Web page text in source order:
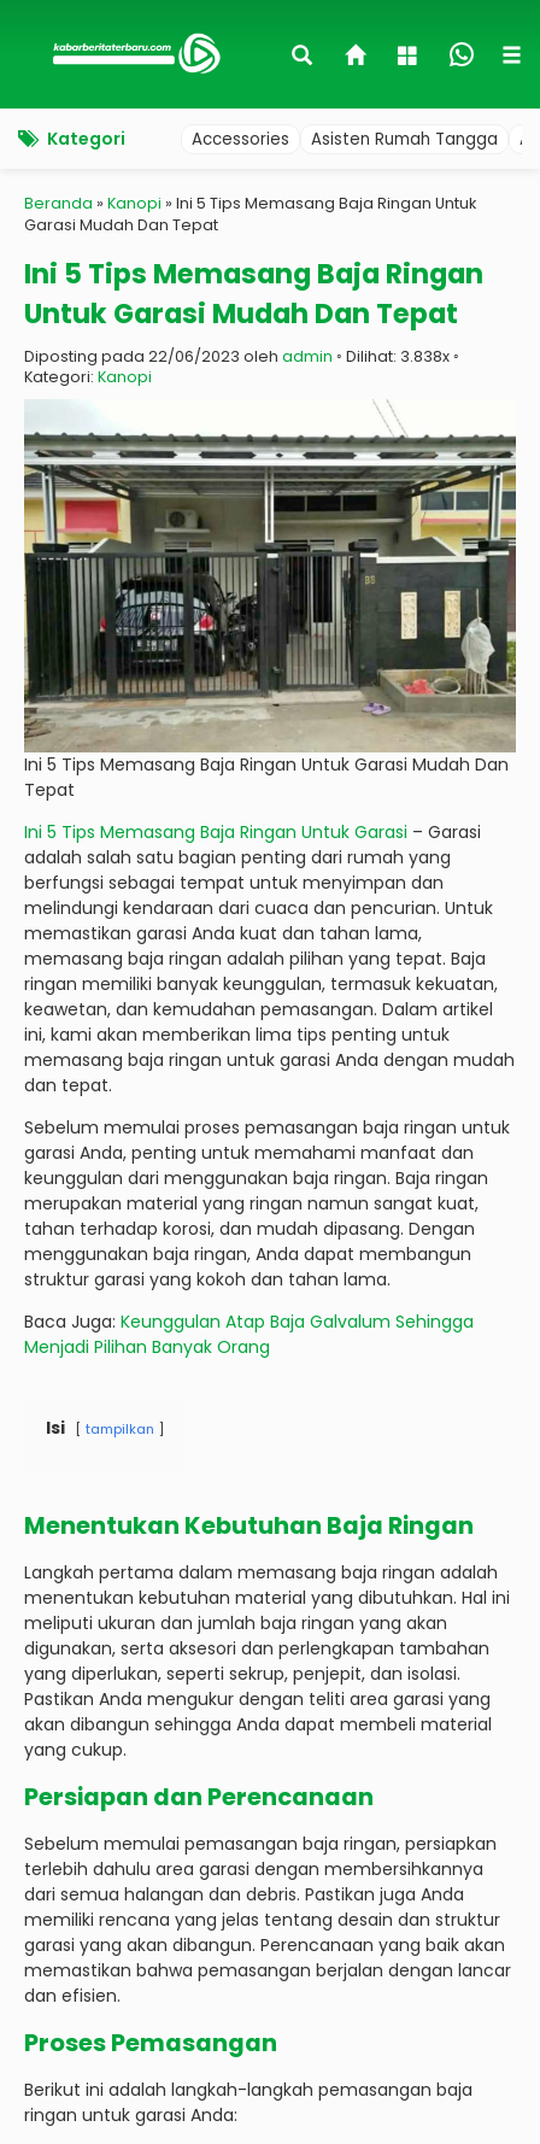
Kategori Accessories Asisten Rumah Tangga
Beranda » Kanopi » Ini 5 Tips Memasang Baja Ringan Untuk
Garasi Mudah Dan Tepat
Ini 5 Tips Memasang Baja Ringan
Untuk Garasi Mudah Dan Tepat
Diposting pada 22/06/2023 oleh admin ◦ Dilihat: 3.838x ◦
Kategori: Kanopi
Ini 5 Tips Memasang Baja Ringan Untuk Garasi Mudah Dan
Tepat
Ini 5 Tips Memasang Baja Ringan Untuk Garasi – Garasi
adalah salah satu bagian penting dari rumah yang
berfungsi sebagai tempat untuk menyimpan dan
melindungi kendaraan dari cuaca dan pencurian. Untuk
memastikan garasi Anda kuat dan tahan lama,
memasang baja ringan adalah pilihan yang tepat. Baja
ringan memiliki banyak keunggulan, termasuk kekuatan,
keawetan, dan kemudahan pemasangan. Dalam artikel
ini, kami akan memberikan lima tips penting untuk
memasang baja ringan untuk garasi Anda dengan mudah
dan tepat.
Sebelum memulai proses pemasangan baja ringan untuk
garasi Anda, penting untuk memahami manfaat dan
keunggulan dari menggunakan baja ringan. Baja ringan
merupakan material yang ringan namun sangat kuat,
tahan terhadap korosi, dan mudah dipasang. Dengan
menggunakan baja ringan, Anda dapat membangun
struktur garasi yang kokoh dan tahan lama.
Baca Juga: Keunggulan Atap Baja Galvalum Sehingga
Menjadi Pilihan Banyak Orang
Isi tampilkan
Menentukan Kebutuhan Baja Ringan
Langkah pertama dalam memasang baja ringan adalah
menentukan kebutuhan material yang dibutuhkan. Hal ini
meliputi ukuran dan jumlah baja ringan yang akan
digunakan, serta aksesori dan perlengkapan tambahan
yang diperlukan, seperti sekrup, penjepit, dan isolasi.
Pastikan Anda mengukur dengan teliti area garasi yang
akan dibangun sehingga Anda dapat membeli material
yang cukup.
Persiapan dan Perencanaan
Sebelum memulai pemasangan baja ringan, persiapkan
terlebih dahulu area garasi dengan membersihkannya
dari semua halangan dan debris. Pastikan juga Anda
memiliki rencana yang jelas tentang desain dan struktur
garasi yang akan dibangun. Perencanaan yang baik akan
memastikan bahwa pemasangan berjalan dengan lancar
dan efisien.
Proses Pemasangan
Berikut ini adalah langkah-langkah pemasangan baja
ringan untuk garasi Anda: